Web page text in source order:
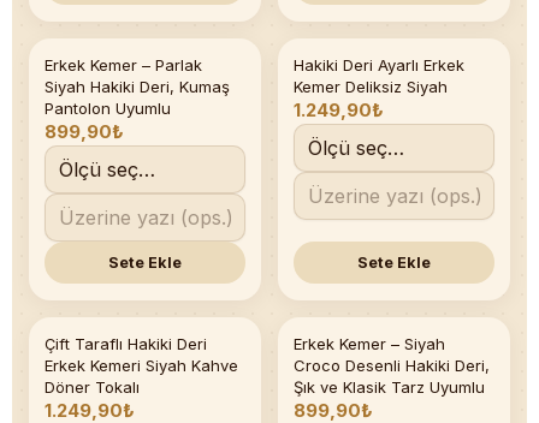
Erkek Kemer – Parlak
Siyah Hakiki Deri, Kumaş
Pantolon Uyumlu
899,90₺
Sete Ekle
Hakiki Deri Ayarlı Erkek
Kemer Deliksiz Siyah
1.249,90₺
Sete Ekle
Çift Taraflı Hakiki Deri
Erkek Kemeri Siyah Kahve
Döner Tokalı
1.249,90₺
Erkek Kemer – Siyah
Croco Desenli Hakiki Deri,
Şık ve Klasik Tarz Uyumlu
899,90₺